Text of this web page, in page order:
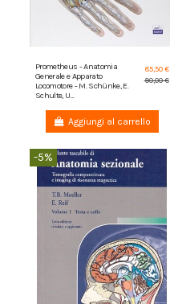
Prometheus - Anatomia
Generale e Apparato
Locomotore - M. Schünke, E.
Schulte, U....
85,50 €
90,00 €
Aggiungi al carrello
-5%